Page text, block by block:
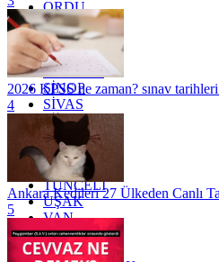
ORDU
OSMANİYE
RİZE
SAKARYA
SAMSUN
SİNOP
SİVAS
SİİRT
TEKİRDAĞ
TOKAT
TRABZON
TUNCELİ
UŞAK
VAN
YALOVA
YOZGAT
2026 KPSS ne zaman? sınav
4
Ankara Kedileri 27 Ülkeden Canlı
5